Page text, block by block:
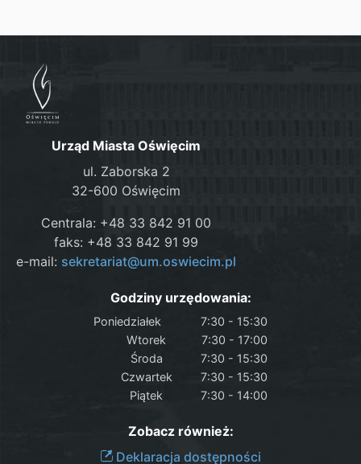
Urząd Miasta Oświęcim
ul. Zaborska 2
32-600 Oświęcim
Centrala: +48 33 842 91 00
faks: +48 33 842 91 99
e-mail: sekretariat@um.oswiecim.pl
Godziny urzędowania:
Poniedziałek
7:30 - 15:30
Wtorek
7:30 - 17:00
Środa
7:30 - 15:30
Czwartek
7:30 - 15:30
Piątek
7:30 - 14:00
Zobacz również:
Deklaracja dostępności